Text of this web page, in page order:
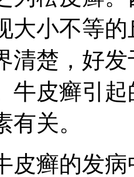
大小不等
清楚，好
牛皮癣引
关。
皮癣的发